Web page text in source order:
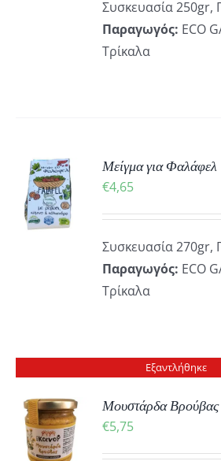
Συσκευασία 250gr,
Παραγωγός: ECO
Τρίκαλα
Μείγμα για Φαλάφελ
€4,65
Συσκευασία 270gr,
Παραγωγός: ECO
Τρίκαλα
Εξαντλήθηκε
Μουστάρδα
€5,75